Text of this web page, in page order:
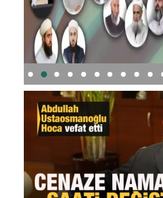
İSMAİLAĞADA BARIŞ